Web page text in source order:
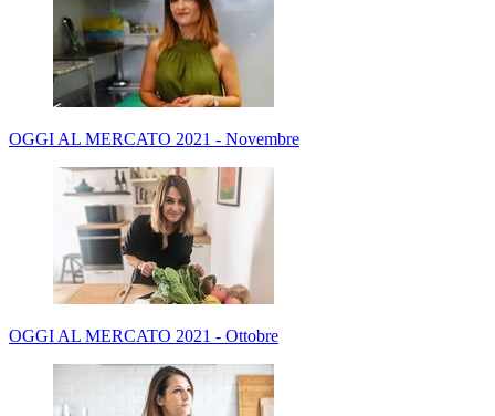
OGGI AL MERCATO 2021 - Novembre
OGGI AL MERCATO 2021 - Ottobre